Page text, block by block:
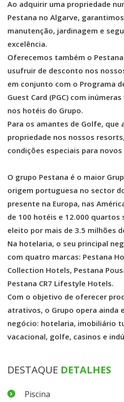
Ao adquirir uma propriedade
Pestana no Algarve,
manutenção, jardinagem e
excelência.
Oferecemos também o
usufruir de desconto nos
em conjunto com o Programa
Guest Card (PGC) com
nos hotéis do Grupo.
Para os amantes de Golfe, que
propriedade nos nossos
condições especiais para
O grupo Pestana é o maior
origem portuguesa no sector
presente na Europa, nas
de 100 hotéis e 12.000
eleito por mais de 3.5 milhões
Na hotelaria, o seu principal
com quatro marcas: Pestana
Collection Hotels, Pestana
Pestana CR7 Lifestyle Hotels.
Com o objetivo de oferecer
atrativos, o Grupo opera ainda
negócio: hotelaria, imobiliário
vacacional, golfe, casinos e
DESTAQUE DETALHES
Piscina